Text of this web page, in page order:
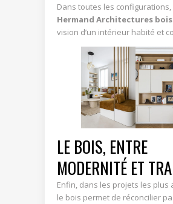
Dans toutes les configurations,
Hermand Architectures bois
vision d’un intérieur habité et
LE BOIS, ENTRE
MODERNITÉ ET
Enfin, dans les projets les plus
le bois permet de réconcilier